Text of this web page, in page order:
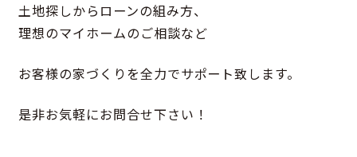
土地探しからローンの組み方、
理想のマイホームのご相談など
お客様の家づくりを全力でサポート致します。
是非お気軽にお問合せ下さい！